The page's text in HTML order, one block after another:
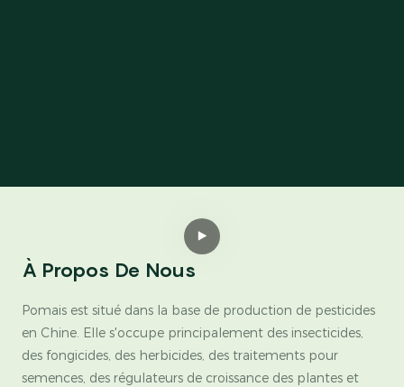
À Propos De Nous
Pomais est situé dans la base de production de pesticides
en Chine. Elle s'occupe principalement des insecticides,
des fongicides, des herbicides, des traitements pour
semences, des régulateurs de croissance des plantes et